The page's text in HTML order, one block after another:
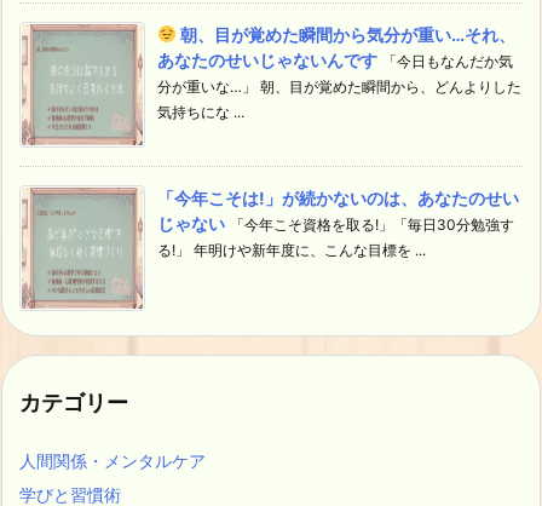
朝、目が覚めた瞬間から気分が重い…それ、
あなたのせいじゃないんです
「今日もなんだか気
分が重いな…」 朝、目が覚めた瞬間から、どんよりした
気持ちにな ...
「今年こそは!」が続かないのは、あなたのせい
じゃない
「今年こそ資格を取る!」「毎日30分勉強す
る!」 年明けや新年度に、こんな目標を ...
カテゴリー
人間関係・メンタルケア
学びと習慣術